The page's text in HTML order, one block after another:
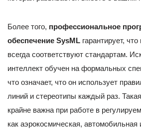
Более того, профессиональное
обеспечение SysML гарантирует,
всегда соответствуют стандартам.
интеллект обучен на формальных
что означает, что он использует
линий и стереотипы каждый раз.
крайне важна при работе в
как аэрокосмическая,